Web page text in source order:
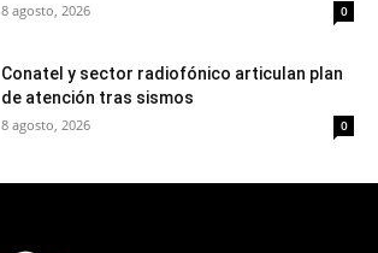
8 agosto, 2026 0
Conatel y sector radiofónico articulan plan
de atención tras sismos
8 agosto, 2026 0